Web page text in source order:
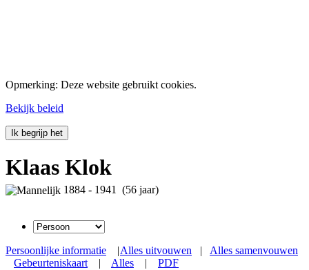
Opmerking: Deze website gebruikt cookies.
Bekijk beleid
Ik begrijp het
Klaas Klok
1884 - 1941 (56 jaar)
Alles uitvouwen | Alles samenvouwen
Persoonlijke informatie |
Gebeurteniskaart| Alles | PDF